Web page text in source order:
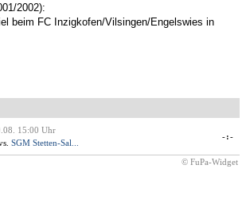
2002):
beim FC Inzigkofen/Vilsingen/Engelswies in
15:00 Uhr
SGM Stetten-Sal...
-:-
© FuPa-Widget